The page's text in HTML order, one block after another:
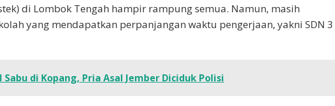
di Lombok Tengah hampir rampung semua. Namun, masih
yang mendapatkan perpanjangan waktu pengerjaan, yakni SDN 3
Sabu di Kopang, Pria Asal Jember Diciduk Polisi